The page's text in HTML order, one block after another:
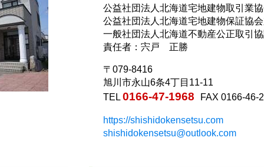
公益社団法人北海道宅地建物取引業
公益社団法人北海道宅地建物保証協
一般社団法人北海道不動産公正取引
責任者：宍戸 正勝
〒079-8416
旭川市永山6条4丁目11-11
TEL 0166-47-1968 FAX 0166-46-
https://shishidokensetsu.com
shishidokensetsu@outlook.com